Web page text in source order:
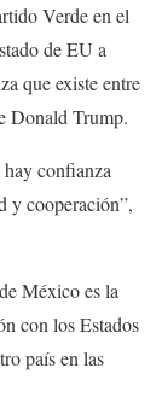
Verde en el
de EU a
que existe entre
Donald Trump.
confianza
y cooperación”,
México es la
con los Estados
país en las